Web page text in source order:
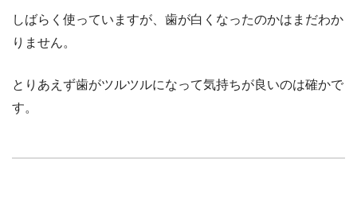
しばらく使っていますが、歯が白くなったのかはまだわか
りません。
とりあえず歯がツルツルになって気持ちが良いのは確かで
す。